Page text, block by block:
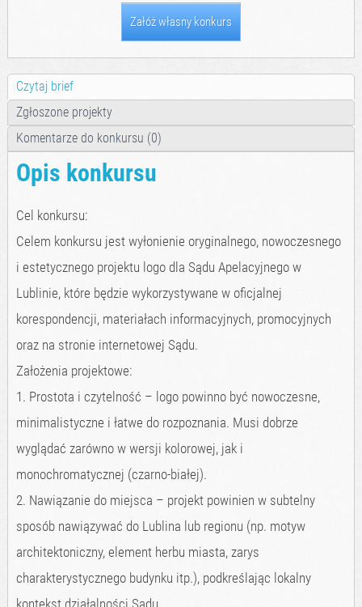
Załóż własny konkurs
Czytaj brief
Zgłoszone projekty
Komentarze do konkursu (0)
Opis konkursu
Cel konkursu:
Celem konkursu jest wyłonienie oryginalnego, nowoczesnego
i estetycznego projektu logo dla Sądu Apelacyjnego w
Lublinie, które będzie wykorzystywane w oficjalnej
korespondencji, materiałach informacyjnych, promocyjnych
oraz na stronie internetowej Sądu.
Założenia projektowe:
1. Prostota i czytelność – logo powinno być nowoczesne,
minimalistyczne i łatwe do rozpoznania. Musi dobrze
wyglądać zarówno w wersji kolorowej, jak i
monochromatycznej (czarno-białej).
2. Nawiązanie do miejsca – projekt powinien w subtelny
sposób nawiązywać do Lublina lub regionu (np. motyw
architektoniczny, element herbu miasta, zarys
charakterystycznego budynku itp.), podkreślając lokalny